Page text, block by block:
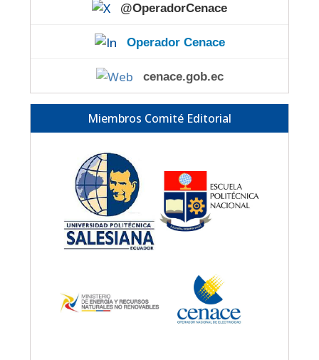
@OperadorCenace
Operador Cenace
cenace.gob.ec
Miembros Comité Editorial